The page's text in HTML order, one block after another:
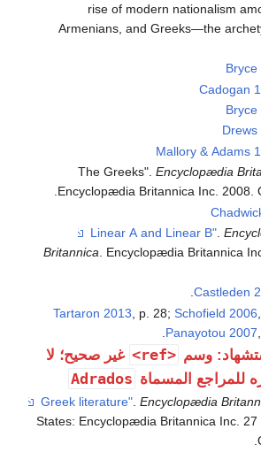
rise of modern nationalism
Armenians, and Greeks—the
Bryce
Cadogan
Bryce
Drews
Mallory & Adams
Encyclopædia
Encyclopædia Britannica Inc. 2008.
.
Britannica . Encyclopædia Britannica
Castleden
Tartaron 2013 , p. 28;Schofield 2006
Panayotou 2007
وسم <ref>
غير صحيح؛ لا
للمراجع المسماة Adrados
.Encyclopædia
States: Encyclopædia Britannica Inc. 27